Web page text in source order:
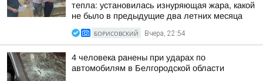
тепла: установилась изнуряющая жара, какой
не было в предыдущие два летних месяца
БОРИСОВСКИЙ Вчера, 22:54
4 человека ранены при ударах по
автомобилям в Белгородской области